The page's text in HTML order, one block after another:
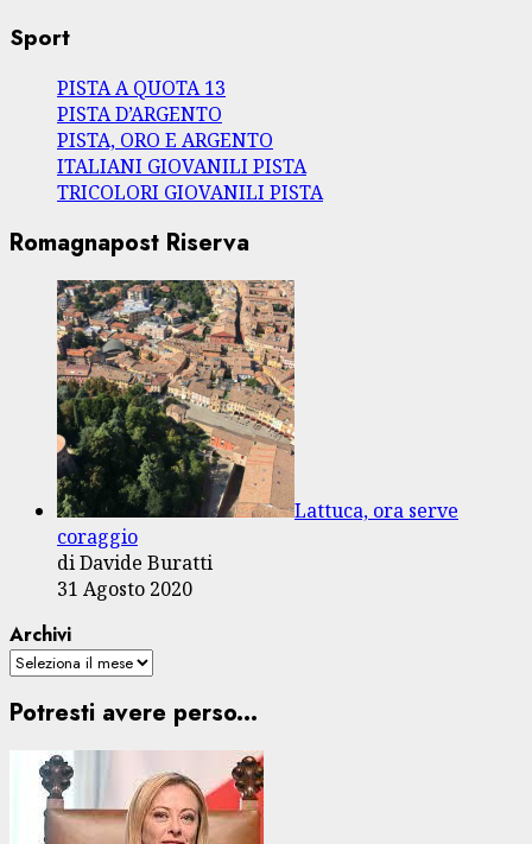
Sport
PISTA A QUOTA 13
PISTA D’ARGENTO
PISTA, ORO E ARGENTO
ITALIANI GIOVANILI PISTA
TRICOLORI GIOVANILI PISTA
Romagnapost Riserva
Lattuca, ora serve
coraggio
di Davide Buratti
31 Agosto 2020
Archivi
Potresti avere perso...